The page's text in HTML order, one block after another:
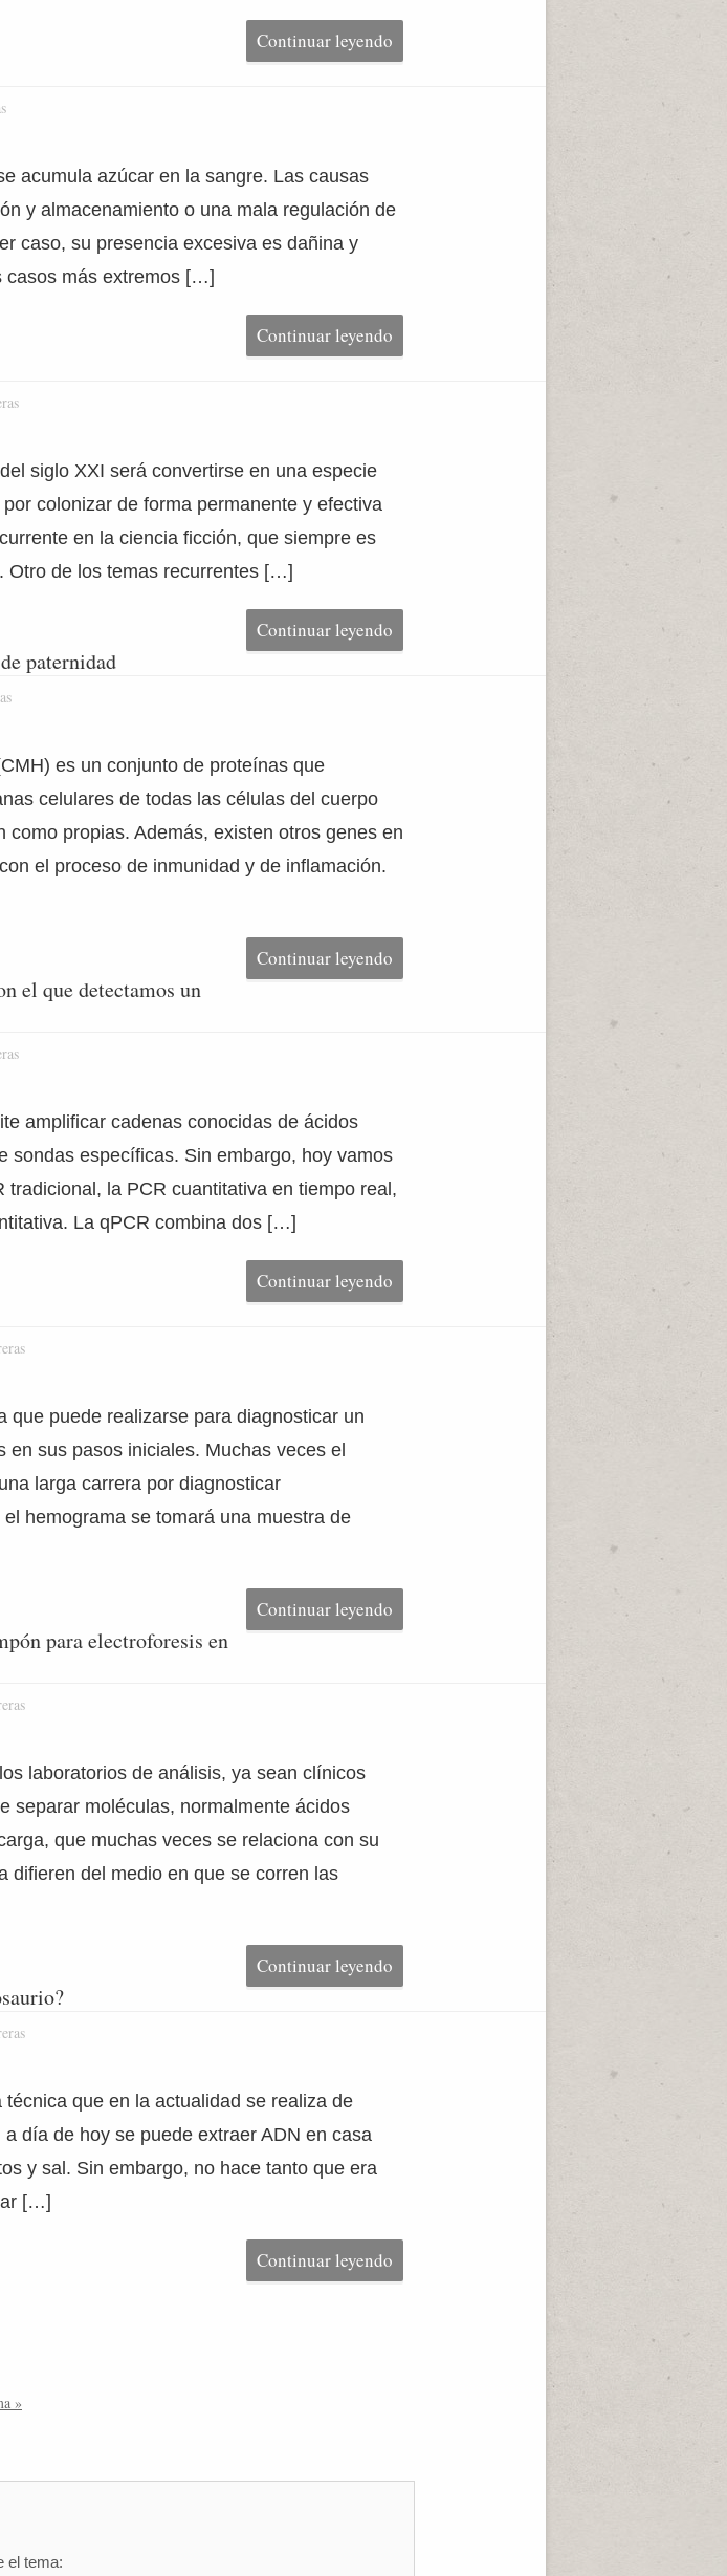
Continuar leyendo
acumula azúcar en la sangre. Las causas
y almacenamiento o una mala regulación de
caso, su presencia excesiva es dañina y
casos más extremos […]
Continuar leyendo
siglo XXI será convertirse en una especie
colonizar de forma permanente y efectiva
en la ciencia ficción, que siempre es
Otro de los temas recurrentes […]
Continuar leyendo
paternidad
es un conjunto de proteínas que
celulares de todas las células del cuerpo
propias. Además, existen otros genes en
el proceso de inmunidad y de inflamación.
Continuar leyendo
el que detectamos un
amplificar cadenas conocidas de ácidos
sondas específicas. Sin embargo, hoy vamos
tradicional, la PCR cuantitativa en tiempo real,
La qPCR combina dos […]
Continuar leyendo
que puede realizarse para diagnosticar un
sus pasos iniciales. Muchas veces el
larga carrera por diagnosticar
hemograma se tomará una muestra de
Continuar leyendo
para electroforesis en
laboratorios de análisis, ya sean clínicos
separar moléculas, normalmente ácidos
que muchas veces se relaciona con su
difieren del medio en que se corren las
Continuar leyendo
que en la actualidad se realiza de
día de hoy se puede extraer ADN en casa
y sal. Sin embargo, no hace tanto que era
[…]
Continuar leyendo
»
el tema: